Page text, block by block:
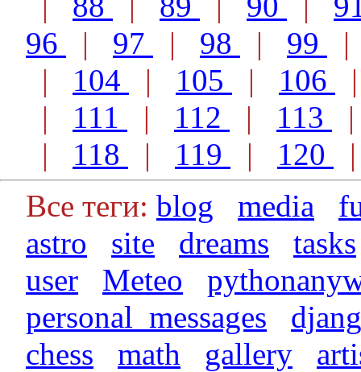
96
| 97 | 98 | 99
| 104 | 105 | 106
| 111 | 112 | 113
| 118 | 119 | 120
Все теги: blog media
astro
site dreams
tasks
user
Meteo
personal_messages
chess
math gallery